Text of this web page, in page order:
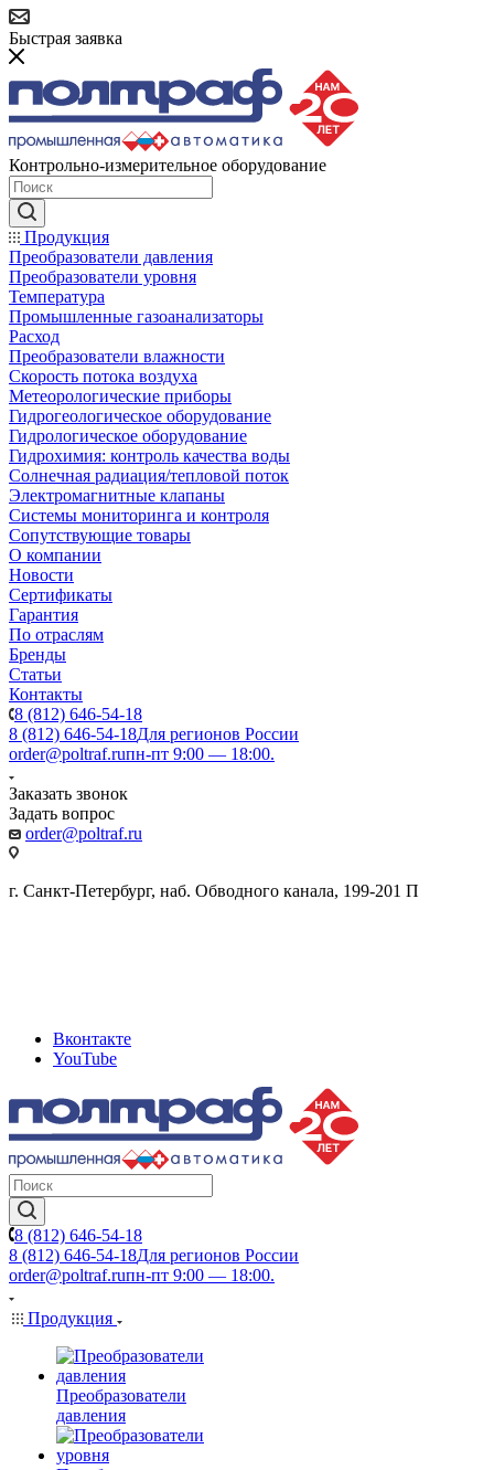
Быстрая заявка
Контрольно-измерительное оборудование
Продукция
Преобразователи давления
Преобразователи уровня
Температура
Промышленные газоанализаторы
Расход
Преобразователи влажности
Скорость потока воздуха
Метеорологические приборы
Гидрогеологическое оборудование
Гидрологическое оборудование
Гидрохимия: контроль качества воды
Солнечная радиация/тепловой поток
Электромагнитные клапаны
Системы мониторинга и контроля
Сопутствующие товары
О компании
Новости
Сертификаты
Гарантия
По отраслям
Бренды
Статьи
Контакты
8 (812) 646-54-18
8 (812) 646-54-18Для регионов России
order@poltraf.ruпн-пт 9:00 — 18:00.
Заказать звонок
Задать вопрос
order@poltraf.ru
г. Санкт-Петербург, наб. Обводного канала, 199-201 П
Вконтакте
YouTube
8 (812) 646-54-18
8 (812) 646-54-18Для регионов России
order@poltraf.ruпн-пт 9:00 — 18:00.
Продукция
Преобразователи
давления